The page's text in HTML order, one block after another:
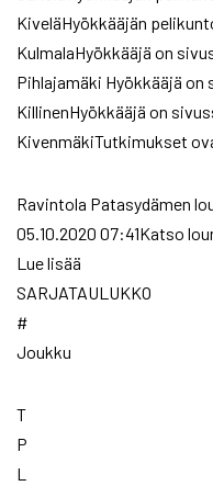
KiveläHyökkääjän
KulmalaHyökkääjä on
Pihlajamäki Hyökkääjä
KillinenHyökkääjä on
KivenmäkiTutkimukset
Ravintola Patasydämen
05.10.2020 07:41Katso
Lue lisää
SARJATAULUKKO
#
Joukku
T
P
L